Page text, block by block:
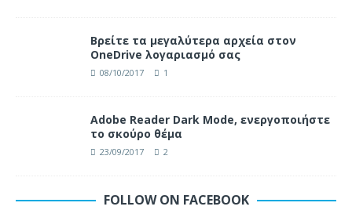
Βρείτε τα μεγαλύτερα αρχεία στον
OneDrive λογαριασμό σας
08/10/2017 1
Adobe Reader Dark Mode, ενεργοποιήστε
το σκούρο θέμα
23/09/2017 2
FOLLOW ON FACEBOOK